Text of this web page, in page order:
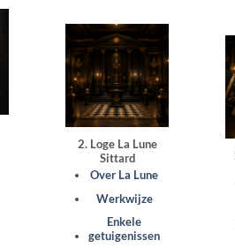
2. Loge La Lune
Sittard
Over La Lune
Werkwijze
Enkele
getuigenissen